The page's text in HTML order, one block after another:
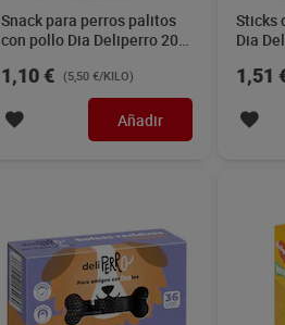
Snack para perros palitos
con pollo Dia Deliperro 200
1,10 € (5,50 €/KILO)
Añadir
Sticks
Dia
1,51